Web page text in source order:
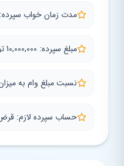
مدت زمان خواب سپرده: 2 ماه
مبلغ سپرده: 10,000,000 تومان
نسبت مبلغ وام به میزان
حساب سپرده لازم: